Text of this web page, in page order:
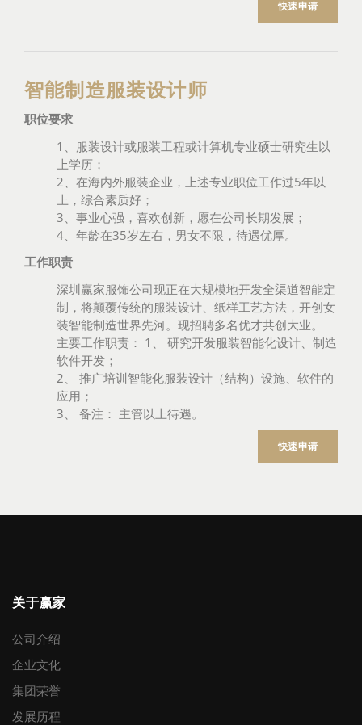
快速申请
智能制造服装设计师
职位要求
1、服装设计或服装工程或计算机专业硕士研究生以
上学历；
2、在海内外服装企业，上述专业职位工作过5年以
上，综合素质好；
3、事业心强，喜欢创新，愿在公司长期发展；
4、年龄在35岁左右，男女不限，待遇优厚。
工作职责
深圳赢家服饰公司现正在大规模地开发全渠道智能定
制，将颠覆传统的服装设计、纸样工艺方法，开创女
装智能制造世界先河。现招聘多名优才共创大业。
主要工作职责： 1、 研究开发服装智能化设计、制造
软件开发；
2、 推广培训智能化服装设计（结构）设施、软件的
应用；
3、 备注： 主管以上待遇。
快速申请
关于赢家
公司介绍
企业文化
集团荣誉
发展历程